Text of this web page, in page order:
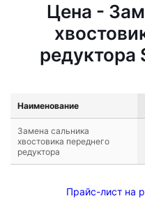
Цена -
редуктора
Наименование
Замена сальника
хвостовика переднего
редуктора
Прайс-лист на